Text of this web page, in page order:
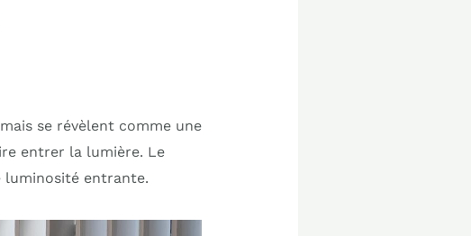
se révèlent comme une
entrer la lumière. Le
luminosité entrante.